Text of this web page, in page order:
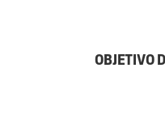
OBJETIVO